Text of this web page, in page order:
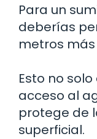
Para un
deberías
metros
Esto no
acceso al
protege de
superficial.